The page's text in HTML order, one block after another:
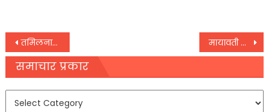
Post
navigation
तमिलनाडु में लॉकडाउन 14 जून तक बढ़ाया गया, पाबंदियों में दी गई ढील मायावती ने पंजाब में टीके निजी अस्पतालों में बेचे जाने की निंदा की
समाचार प्रकार